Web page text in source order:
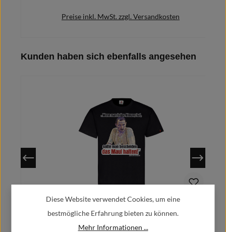
Preise inkl. MwSt. zzgl. Versandkosten
Produktgalerie überspringen
Kunden haben sich ebenfalls angesehen
Alfred Keine Ahnung - Maul halten! Alfred Tetzlaff Spruch Zitat T
Diese Website verwendet Cookies, um eine
bestmögliche Erfahrung bieten zu können.
Mehr Informationen ...